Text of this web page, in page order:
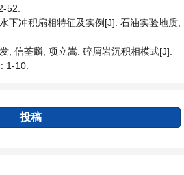
52.
下冲积扇相特征及实例[J]. 石油实验地质,
, 信荃麟, 项立嵩. 碎屑岩沉积相模式[J].
1-10.
投稿